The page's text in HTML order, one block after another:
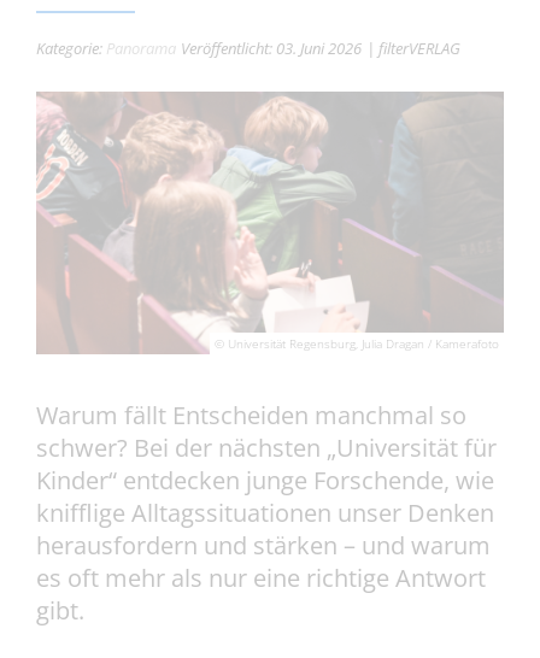
Kategorie: Panorama Veröffentlicht: 03. Juni 2026 | filterVERLAG
© Universität Regensburg, Julia Dragan / Kamerafoto
Warum fällt Entscheiden manchmal so
schwer? Bei der nächsten „Universität für
Kinder“ entdecken junge Forschende, wie
knifflige Alltagssituationen unser Denken
herausfordern und stärken – und warum
es oft mehr als nur eine richtige Antwort
gibt.